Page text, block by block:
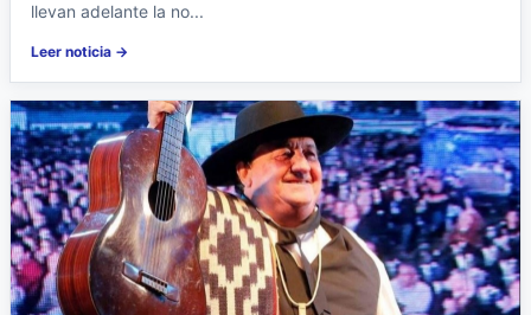
llevan adelante la no...
Leer noticia →